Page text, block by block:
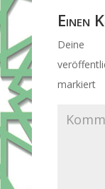
Einen
Deine
markiert